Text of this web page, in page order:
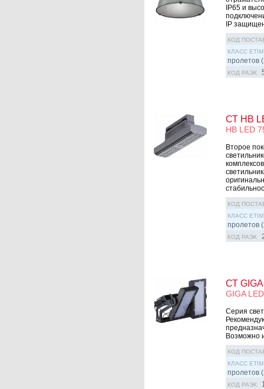
IP65 и
IP
КОД
КЛАСС ETIM
пролетов
КОД РАЭК
СТ HB
HB LED
Второе
КОД
КЛАСС ETIM
пролетов
КОД РАЭК
СТ
GIGA
Серия
Возможно
КОД
КЛАСС ETIM
пролетов
КОД РАЭК